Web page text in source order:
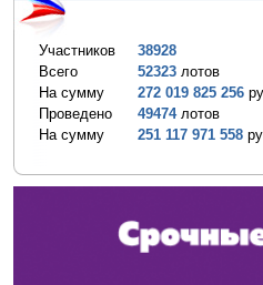
Участников
38928
Всего
52323 лотов
На сумму
272 019 825 256
Проведено
49474лотов
На сумму
251 117 971 558